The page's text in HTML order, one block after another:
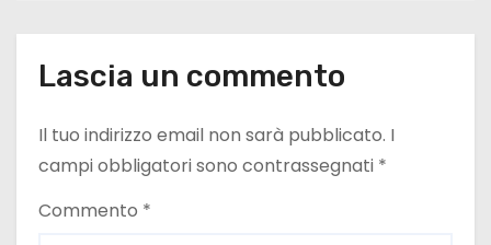
Lascia un commento
Il tuo indirizzo email non sarà pubblicato. I
campi obbligatori sono contrassegnati *
Commento *